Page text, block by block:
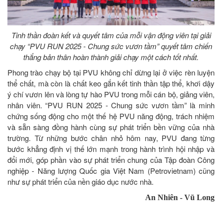
Tinh thần đoàn kết và quyết tâm của mỗi vận động viên tại giải
chạy “PVU RUN 2025 - Chung sức vươn tầm” quyết tâm chiến
thắng bản thân hoàn thành giải chạy một cách tốt nhất.
Phong trào chạy bộ tại PVU không chỉ dừng lại ở việc rèn luyện
thể chất, mà còn là chất keo gắn kết tinh thần tập thể, khơi dậy
ý chí vươn lên và lòng tự hào PVU trong mỗi cán bộ, giảng viên,
nhân viên. “PVU RUN 2025 - Chung sức vươn tầm” là minh
chứng sống động cho một thế hệ PVU năng động, trách nhiệm
và sẵn sàng đồng hành cùng sự phát triển bền vững của nhà
trường. Từ những bước chân nhỏ hôm nay, PVU đang từng
bước khẳng định vị thế lớn mạnh trong hành trình hội nhập và
đổi mới, góp phần vào sự phát triển chung của Tập đoàn Công
nghiệp - Năng lượng Quốc gia Việt Nam (Petrovietnam) cũng
như sự phát triển của nền giáo dục nước nhà.
An Nhiên - Vũ Long